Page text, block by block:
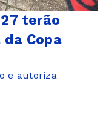
terão
Copa
e autoriza